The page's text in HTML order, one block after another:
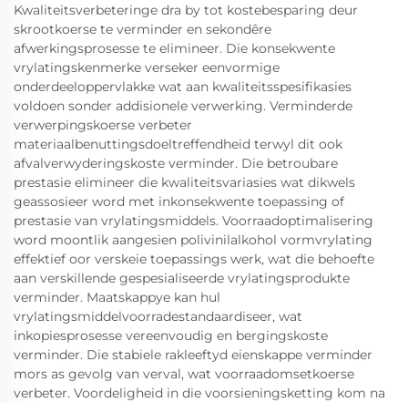
Kwaliteitsverbeteringe dra by tot kostebesparing deur
skrootkoerse te verminder en sekondêre
afwerkingsprosesse te elimineer. Die konsekwente
vrylatingskenmerke verseker eenvormige
onderdeeloppervlakke wat aan kwaliteitsspesifikasies
voldoen sonder addisionele verwerking. Verminderde
verwerpingskoerse verbeter
materiaalbenuttingsdoeltreffendheid terwyl dit ook
afvalverwyderingskoste verminder. Die betroubare
prestasie elimineer die kwaliteitsvariasies wat dikwels
geassosieer word met inkonsekwente toepassing of
prestasie van vrylatingsmiddels. Voorraadoptimalisering
word moontlik aangesien polivinilalkohol vormvrylating
effektief oor verskeie toepassings werk, wat die behoefte
aan verskillende gespesialiseerde vrylatingsprodukte
verminder. Maatskappye kan hul
vrylatingsmiddelvoorradestandaardiseer, wat
inkopiesprosesse vereenvoudig en bergingskoste
verminder. Die stabiele rakleeftyd eienskappe verminder
mors as gevolg van verval, wat voorraadomsetkoerse
verbeter. Voordeligheid in die voorsieningsketting kom na